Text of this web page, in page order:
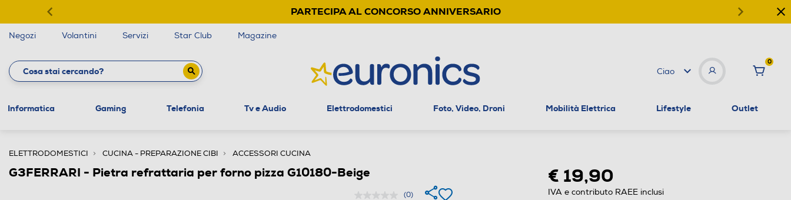
PARTECIPA AL CONCORSO ANNIVERSARIO
Negozi Volantini Servizi Star Club Magazine
Ciao
0
Informatica Gaming Telefonia Tv e Audio Elettrodomestici Foto, Video, Droni Mobilità Elettrica Lifestyle Outlet
ELETTRODOMESTICI CUCINA - PREPARAZIONE CIBI ACCESSORI CUCINA
G3FERRARI - Pietra refrattaria per forno pizza G10180-Beige
(0)
€ 19,90
IVA e contributo RAEE inclusi